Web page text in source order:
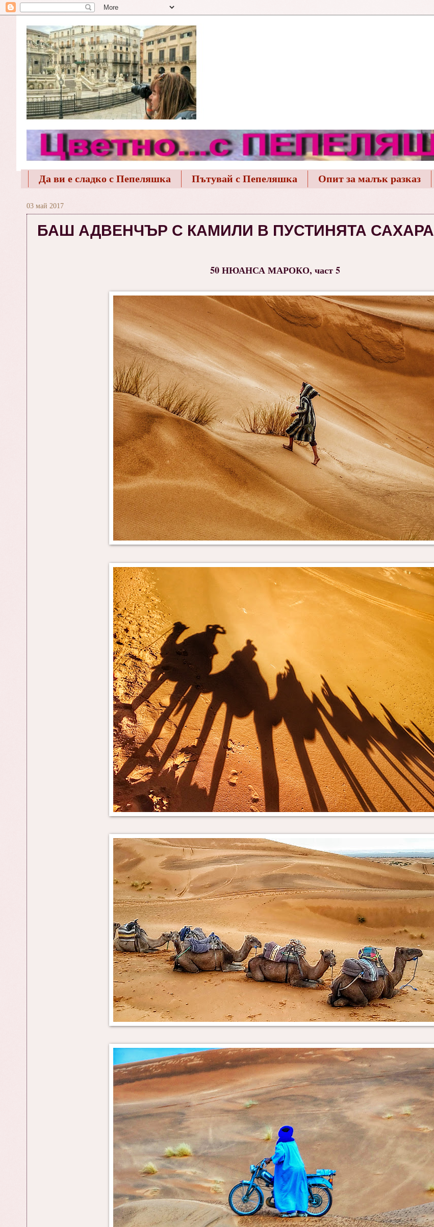
Да ви е сладко с Пепеляшка Пътувай с Пепеляшка Опит за малък разказ
03 май 2017
БАШ АДВЕНЧЪР С КАМИЛИ В ПУСТИНЯТА САХАРА
50 НЮАНСА МАРОКО, част 5